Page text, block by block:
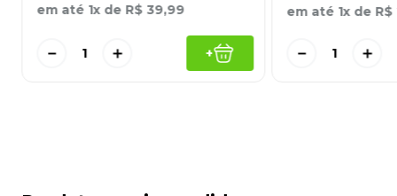
em até 1x de R$ 39,99
＋
－ +
em até 1x de R$
＋
－